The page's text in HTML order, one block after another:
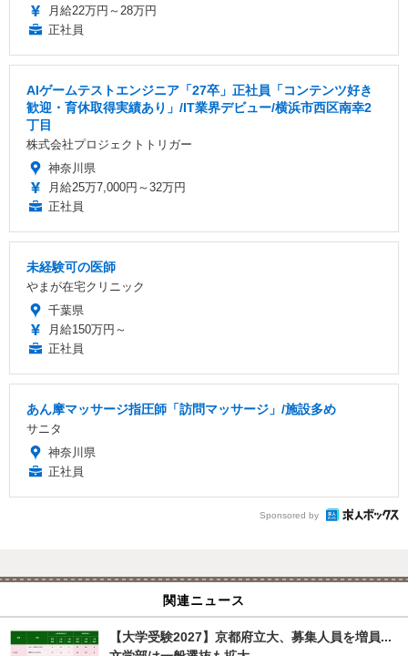
月給22万円～28万円
正社員
AIゲームテストエンジニア「27卒」正社員「コンテンツ好き
歓迎・育休取得実績あり」/IT業界デビュー/横浜市西区南幸2
丁目
株式会社プロジェクトトリガー
神奈川県
月給25万7,000円～32万円
正社員
未経験可の医師
やまが在宅クリニック
千葉県
月給150万円～
正社員
あん摩マッサージ指圧師「訪問マッサージ」/施設多め
サニタ
神奈川県
正社員
Sponsored by
関連ニュース
【大学受験2027】京都府立大、募集人員を増員...